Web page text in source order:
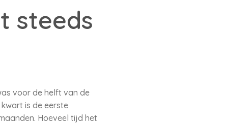
steeds
voor de helft van de
is de eerste
Hoeveel tijd het